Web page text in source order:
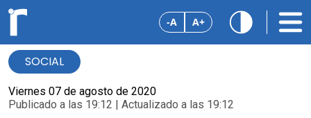
-A A+
SOCIAL
Viernes 07 de agosto de 2020
Publicado a las 19:12 | Actualizado a las 19:12